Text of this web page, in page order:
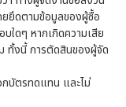
ยยึดตามข้อมูลของผู้ซื้อ
ใดๆ หากเกิดความเสีย
ทั้งนี้ การตัดสินของผู้จัด
บัตรทดแทน และไม่